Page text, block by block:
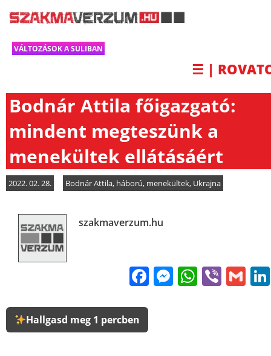
VÁLTOZÁSOK A SULIBAN
☰ |
Bodnár Attila főigazgató:
mindent megteszünk a
menekültek ellátásáért
2022. 02. 28. Bodnár Attila, háború, menekültek, Ukrajna
szakmaverzum.hu
FacebookViber
Hallgasd meg 1 percben